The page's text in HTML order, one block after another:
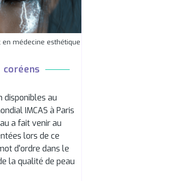
médecine esthétique
disponibles au
IMCAS à Paris
a fait venir au
lors de ce
d'ordre dans le
la qualité de peau